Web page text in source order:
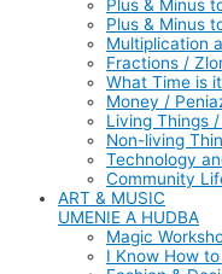
Plus & Minus
Plus & Minus
Multiplication
Fractions /
What Time is
Money /
Living Things
Non-living
Technology
Community
ART & MUSIC
UMENIE A HUDBA
Magic
I Know How